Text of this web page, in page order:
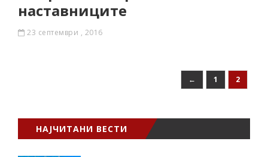
наставниците
23 септември , 2016
← 1 2
НАЈЧИТАНИ ВЕСТИ